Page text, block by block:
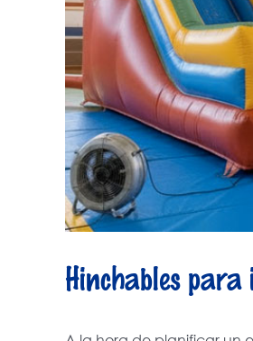
Hinchables para